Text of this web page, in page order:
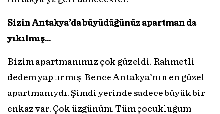
Sizin Antakya’da büyüdüğünüz apartman da
yıkılmış...
Bizim apartmanımız çok güzeldi. Rahmetli
dedem yaptırmış. Bence Antakya’nın en güzel
apartmanıydı. Şimdi yerinde sadece büyük bir
enkaz var. Çok üzgünüm. Tüm çocukluğum